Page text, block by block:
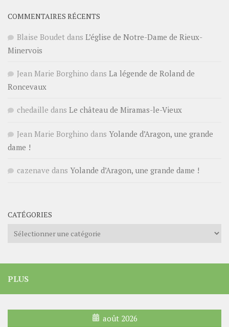
COMMENTAIRES RÉCENTS
Blaise Boudet dans L’église de Notre-Dame de Rieux-
Minervois
Jean Marie Borghino dans La légende de Roland de
Roncevaux
chedaille dans Le château de Miramas-le-Vieux
Jean Marie Borghino dans Yolande d’Aragon, une grande
dame !
cazenave dans Yolande d’Aragon, une grande dame !
CATÉGORIES
Catégories
PLUS
août 2026